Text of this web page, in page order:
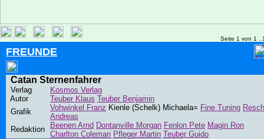
Seite 1 von 1
FREUNDE
Catan Sternenfahrer
Verlag
Kosmos Verlag
Autor
Teuber Klaus Teuber Benjamin
Grafik
Vohwinkel Franz Kienle (Schelk) Michaela= Fine Tuning Resch
Andreas
Redaktion
Beenen Arnd Dontanville Morgan Fenlon Pete Magin Ron
Charlton Coleman Pfleger Martin Teuber Guido